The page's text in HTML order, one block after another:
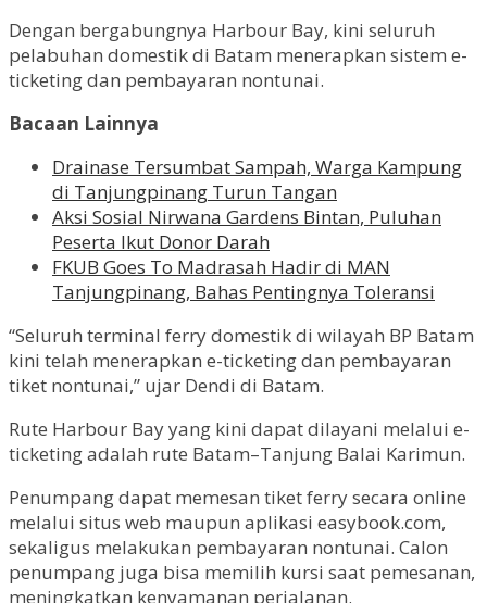
Dengan bergabungnya Harbour Bay, kini seluruh
pelabuhan domestik di Batam menerapkan sistem e-
ticketing dan pembayaran nontunai.
Bacaan Lainnya
Drainase Tersumbat Sampah, Warga Kampung
di Tanjungpinang Turun Tangan
Aksi Sosial Nirwana Gardens Bintan, Puluhan
Peserta Ikut Donor Darah
FKUB Goes To Madrasah Hadir di MAN
Tanjungpinang, Bahas Pentingnya Toleransi
“Seluruh terminal ferry domestik di wilayah BP Batam
kini telah menerapkan e-ticketing dan pembayaran
tiket nontunai,” ujar Dendi di Batam.
Rute Harbour Bay yang kini dapat dilayani melalui e-
ticketing adalah rute Batam–Tanjung Balai Karimun.
Penumpang dapat memesan tiket ferry secara online
melalui situs web maupun aplikasi easybook.com,
sekaligus melakukan pembayaran nontunai. Calon
penumpang juga bisa memilih kursi saat pemesanan,
meningkatkan kenyamanan perjalanan.